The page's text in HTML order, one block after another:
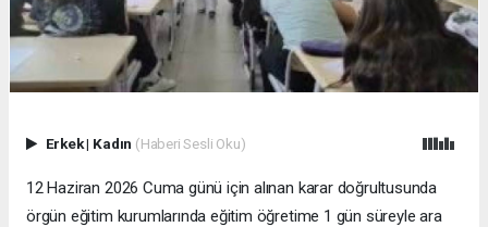
Erkek| Kadın (Haberi Sesli Oku)
12 Haziran 2026 Cuma günü için alınan karar doğrultusunda
örgün eğitim kurumlarında eğitim öğretime 1 gün süreyle ara